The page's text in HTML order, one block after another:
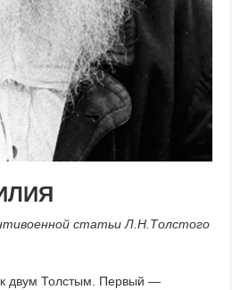
статьи Л.Н.Толстого
двум Толстым. Первый —